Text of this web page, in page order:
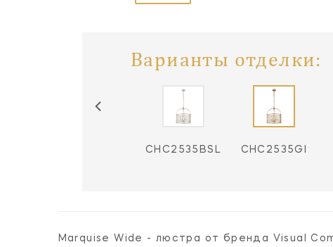
Варианты отделки:
CHC2535BSL CHC2535GI
Marquise Wide - люстра от бренда Visual